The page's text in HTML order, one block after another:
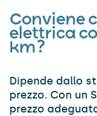
Conviene
elettrica
km?
Dipende dallo
prezzo. Con un
prezzo